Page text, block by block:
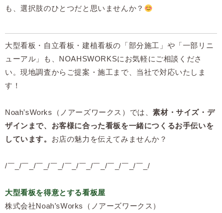
も、選択肢のひとつだと思いませんか？
大型看板・自立看板・建植看板の「部分施工」や「一部リニ
ューアル」も、NOAHSWORKSにお気軽にご相談くださ
い。現地調査からご提案・施工まで、当社で対応いたしま
す！
Noah’sWorks（ノアーズワークス） では、素材・サイズ・デ
ザインまで、お客様に合った看板を一緒につくるお手伝いを
しています。 お店の魅力を伝えてみませんか？
/￣_/￣_/￣_/￣_/￣_/￣_/￣_/￣_/￣_/￣_/
大型看板を得意とする看板屋
株式会社Noah’sWorks（ノアーズワークス）